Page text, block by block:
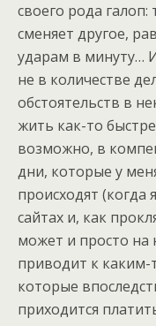
своего рода
сменяет другое,
ударам в минуту…
не в количестве
обстоятельств в
жить как-то
возможно, в
дни, которые у
происходят (когда
сайтах и, как
может и просто на
приводит к
которые
приходится